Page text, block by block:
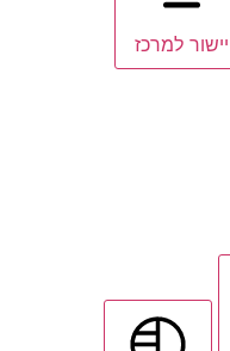
יישור למרכז